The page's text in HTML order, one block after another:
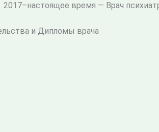
2017–настоящее время — Врач
и Дипломы врача